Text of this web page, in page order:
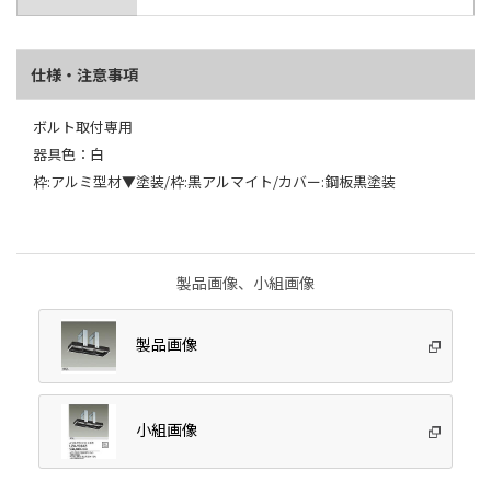
仕様・注意事項
ボルト取付専用
器具色：白
枠:アルミ型材▼塗装/枠:黒アルマイト/カバー:鋼板黒塗装
製品画像、小組画像
製品画像
小組画像